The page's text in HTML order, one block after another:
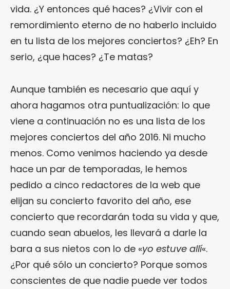
vida. ¿Y entonces qué haces? ¿Vivir con el
remordimiento eterno de no haberlo incluido
en tu lista de los mejores conciertos? ¿Eh? En
serio, ¿que haces? ¿Te matas?
Aunque también es necesario que aquí y
ahora hagamos otra puntualización: lo que
viene a continuación no es una lista de los
mejores conciertos del año 2016. Ni mucho
menos. Como venimos haciendo ya desde
hace un par de temporadas, le hemos
pedido a cinco redactores de la web que
elijan su concierto favorito del año, ese
concierto que recordarán toda su vida y que,
cuando sean abuelos, les llevará a darle la
bara a sus nietos con lo de «yo estuve allí«.
¿Por qué sólo un concierto? Porque somos
conscientes de que nadie puede ver todos